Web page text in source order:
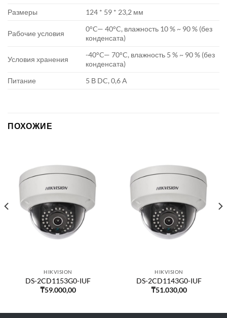
Размеры
124 * 59 * 23,2 мм
Рабочие условия
0°C— 40°C, влажность 10 % ~ 90 % (без
конденсата)
Условия хранения
-40°C— 70°C, влажность 5 % ~ 90 % (без
конденсата)
Питание
5 В DC, 0,6 A
ПОХОЖИЕ
HIKVISION
DS-2CD1153G0-IUF
₸59.000,00
HIKVISION
DS-2CD1143G0-IUF
₸51.030,00